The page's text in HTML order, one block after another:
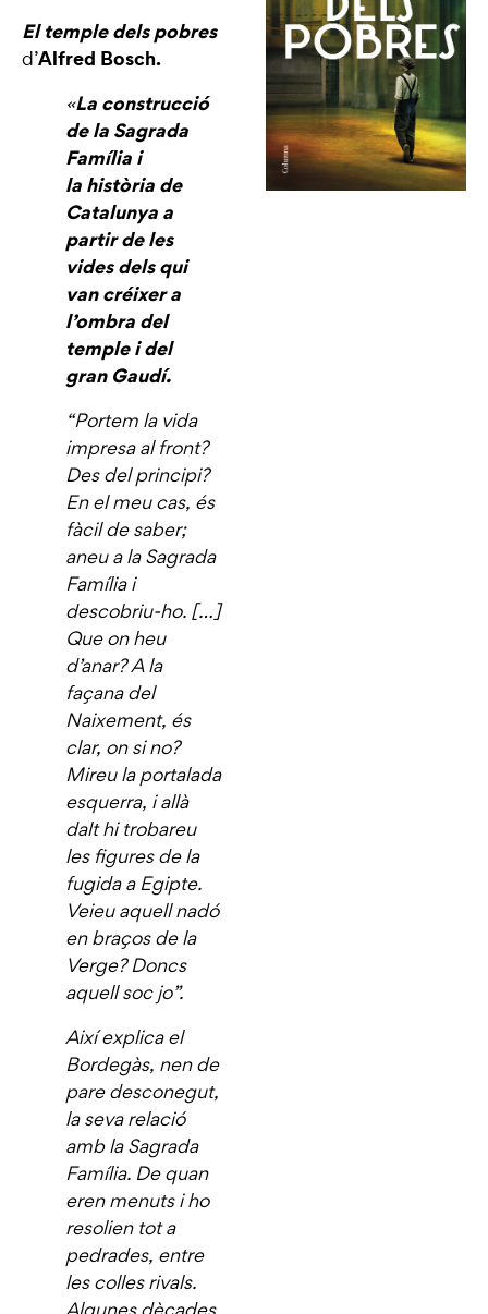
El temple dels pobres
d’Alfred Bosch.
«La construcció
de la Sagrada
Família i
la història de
Catalunya a
partir de les
vides dels qui
van créixer a
l’ombra del
temple i del
gran Gaudí.
“Portem la vida
impresa al front?
Des del principi?
En el meu cas, és
fàcil de saber;
aneu a la Sagrada
Família i
descobriu-ho. […]
Que on heu
d’anar? A la
façana del
Naixement, és
clar, on si no?
Mireu la portalada
esquerra, i allà
dalt hi trobareu
les figures de la
fugida a Egipte.
Veieu aquell nadó
en braços de la
Verge? Doncs
aquell soc jo”.
Així explica el
Bordegàs, nen de
pare desconegut,
la seva relació
amb la Sagrada
Família. De quan
eren menuts i ho
resolien tot a
pedrades, entre
les colles rivals.
Algunes dècades